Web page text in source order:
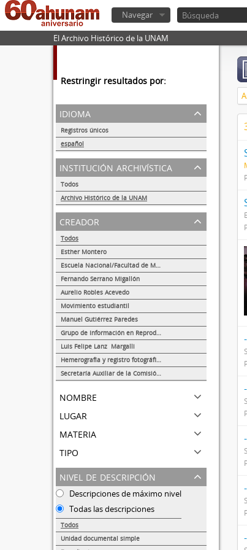
Navegar
El Archivo Histórico de la UNAM
Restringir resultados por:
idioma
Registros únicos
español
56252
institución archivística
Todos
Archivo Histórico de la UNAM
56252
creador
Todos
Esther Montero
Escuela Nacional/Facultad de Medicina
Fernando Serrano Migallón
Aurelio Robles Acevedo
Movimiento estudiantil
Manuel Gutiérrez Paredes
Grupo de Información en Reproducción Elegida (GIRE)
Luis Felipe Lanz Margalli
Hemerografía y registro fotográfico sobre el conflicto universitario de 1999-2000
Secretaría Auxiliar de la Comisión Organizadora de la Exposición 1929-1979. Autonomía Universitaria UNAM.
nombre
lugar
materia
tipo
nivel de descripción
Descripciones de máximo nivel
Todas las descripciones
Todos
Unidad documental simple